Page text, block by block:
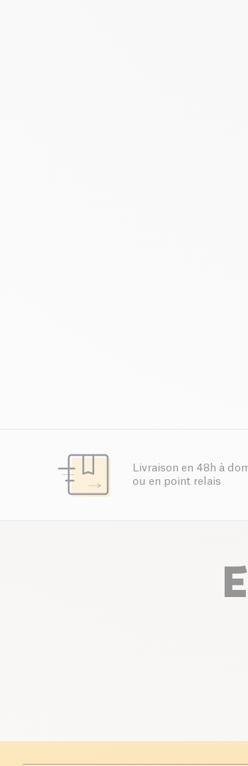
Livraison en 48h à
ou en point relais